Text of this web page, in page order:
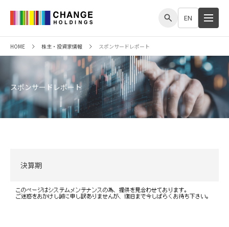
EN
HOME 株主・投資家情報 スポンサードレポート
スポンサードレポート
決算期